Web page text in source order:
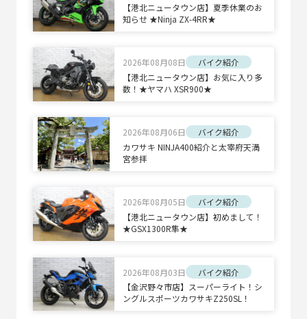
【港北ニュータウン店】夏季休業のお
知らせ ★Ninja ZX-4RR★
2026年08月08日
バイク紹介
【港北ニュータウン店】お気に入り多
数！★ヤマハ XSR900★
2026年08月06日
バイク紹介
カワサキ NINJA400紹介と太宰府天満
宮参拝
2026年08月05日
バイク紹介
【港北ニュータウン店】初めまして！
★GSX1300R隼★
2026年08月03日
バイク紹介
【金沢野々市店】スーパーライト！シ
ングルスポーツカワサキZ250SL！